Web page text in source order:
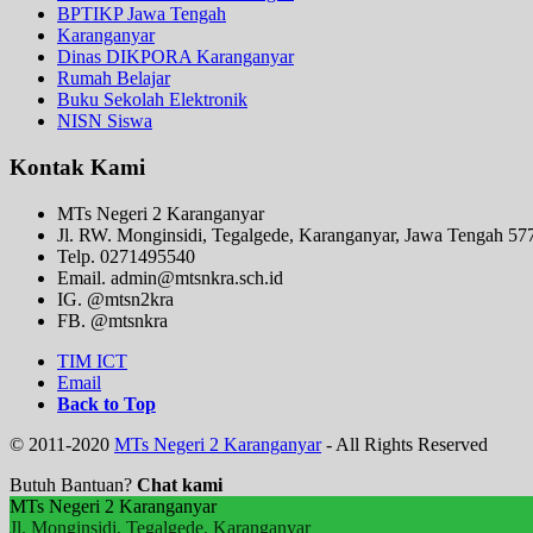
BPTIKP Jawa Tengah
Karanganyar
Dinas DIKPORA Karanganyar
Rumah Belajar
Buku Sekolah Elektronik
NISN Siswa
Kontak Kami
MTs Negeri 2 Karanganyar
Jl. RW. Monginsidi, Tegalgede, Karanganyar, Jawa Tengah
Telp. 0271495540
Email. admin@mtsnkra.sch.id
IG. @mtsn2kra
FB. @mtsnkra
TIM ICT
Email
Back to Top
© 2011-2020 MTs Negeri 2 Karanganyar- All Rights Reserved
Butuh Bantuan? Chat kami
MTs Negeri 2 Karanganyar
Jl. Monginsidi, Tegalgede, Karanganyar